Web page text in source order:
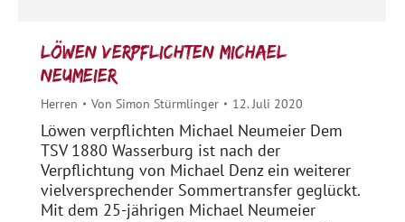
Löwen verpflichten Michael
Neumeier
Herren Von Simon Stürmlinger 12. Juli 2020
Löwen verpflichten Michael Neumeier Dem
TSV 1880 Wasserburg ist nach der
Verpflichtung von Michael Denz ein weiterer
vielversprechender Sommertransfer geglückt.
Mit dem 25-jährigen Michael Neumeier